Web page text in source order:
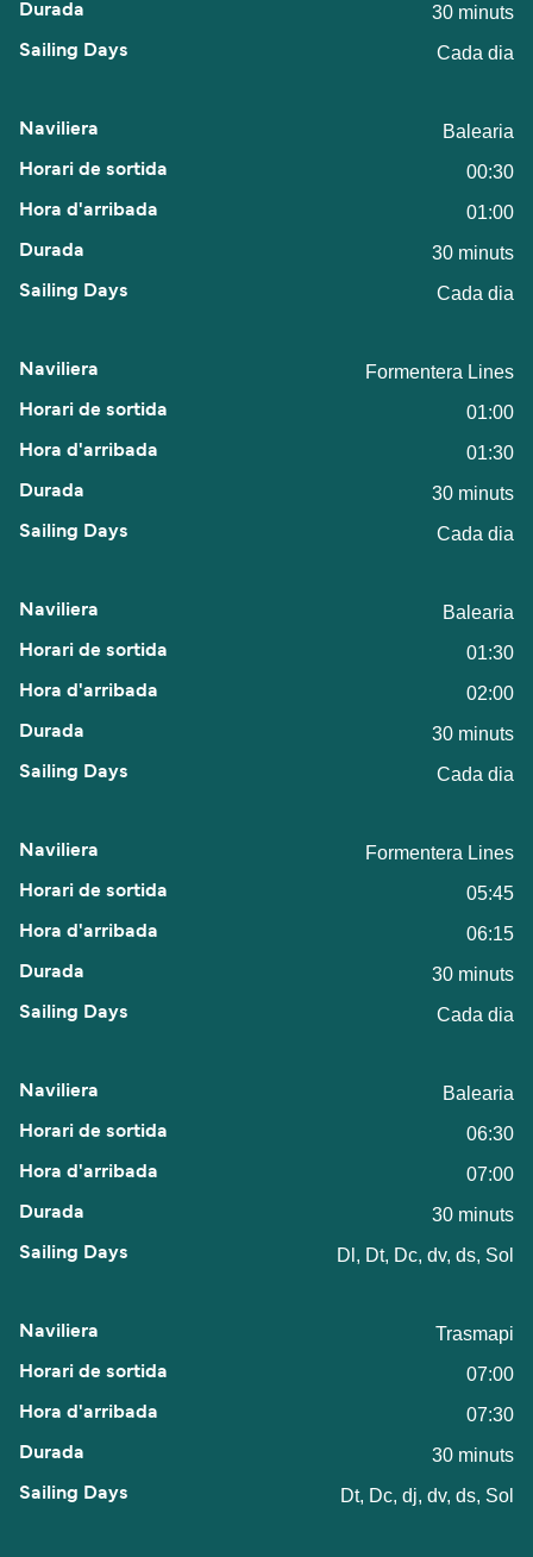
30 minuts
Cada dia
Balearia
00:30
01:00
30 minuts
Cada dia
Formentera Lines
01:00
01:30
30 minuts
Cada dia
Balearia
01:30
02:00
30 minuts
Cada dia
Formentera Lines
05:45
06:15
30 minuts
Cada dia
Balearia
06:30
07:00
30 minuts
Dl, Dt, Dc, dv, ds, Sol
Trasmapi
07:00
07:30
30 minuts
Dt, Dc, dj, dv, ds, Sol